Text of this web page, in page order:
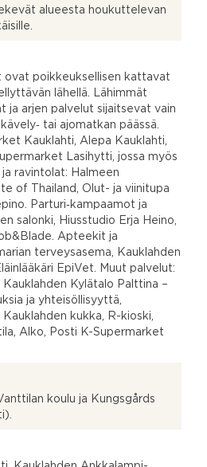
alueesta houkuttelevan
ovat poikkeuksellisen kattavat
lähellä. Lähimmät
ja arjen palvelut sijaitsevat vain
tai ajomatkan päässä.
Kauklahti, Alepa Kauklahti,
Lasihytti, jossa myös
ja ravintolat: Halmeen
of Thailand, Olut- ja viinitupa
Parturi‑kampaamot ja
salonki, Hiusstudio Erja Heino,
Apteekit ja
terveysasema, Kauklahden
EpiVet. Muut palvelut:
Kauklahden Kylätalo Palttina –
ja yhteisöllisyyttä,
kukka, R-kioski,
Alko, Posti K-Supermarket
koulu ja Kungsgårds